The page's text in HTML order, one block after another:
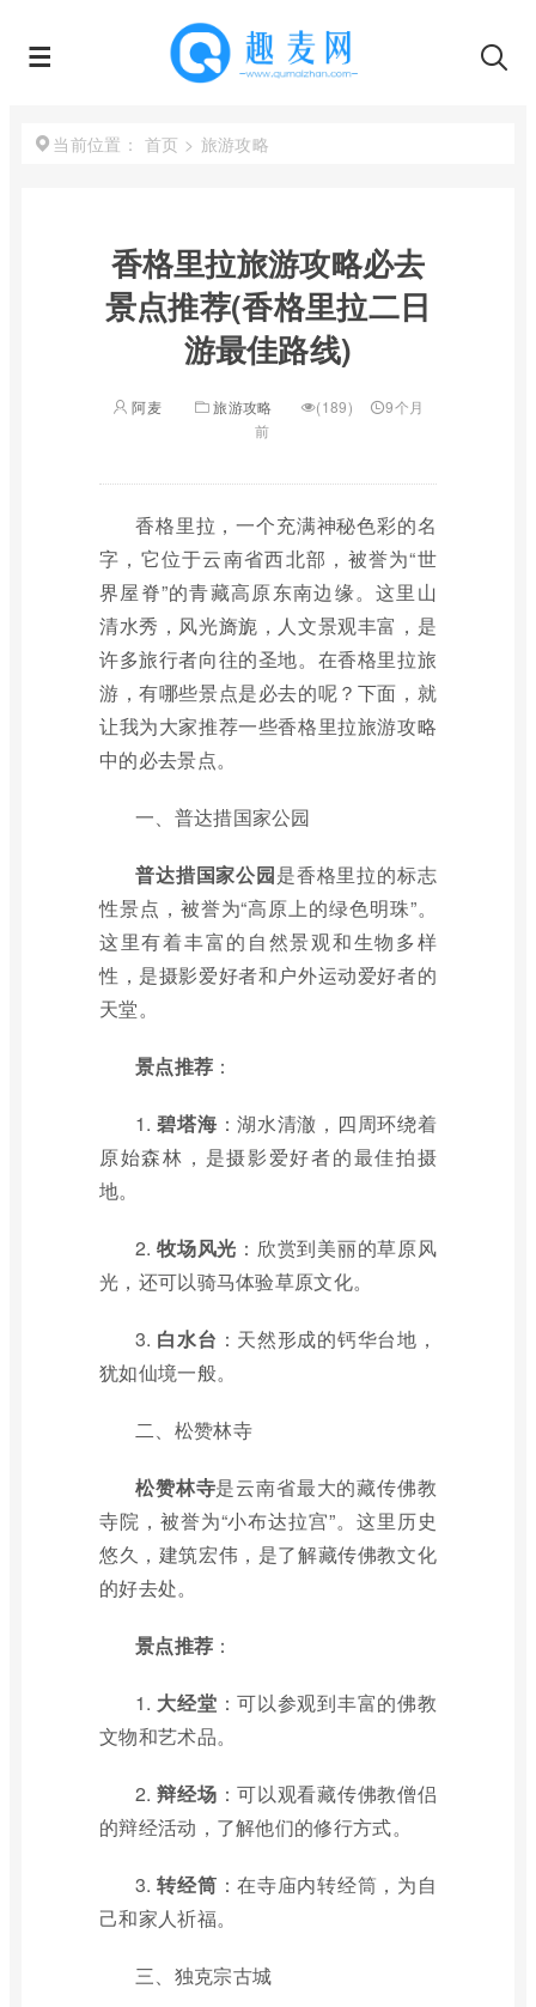
当前位置： 首页 > 旅游攻略
香格里拉旅游攻略必去
景点推荐(香格里拉二日
游最佳路线)
阿麦 旅游攻略 (189)
9个月
前
香格里拉，一个充满神秘色彩的名
字，它位于云南省西北部，被誉为“世
界屋脊”的青藏高原东南边缘。这里山
清水秀，风光旖旎，人文景观丰富，是
许多旅行者向往的圣地。在香格里拉旅
游，有哪些景点是必去的呢？下面，就
让我为大家推荐一些香格里拉旅游攻略
中的必去景点。
一、普达措国家公园
普达措国家公园是香格里拉的标志
性景点，被誉为“高原上的绿色明珠”。
这里有着丰富的自然景观和生物多样
性，是摄影爱好者和户外运动爱好者的
天堂。
景点推荐 ：
1.碧塔海 ：湖水清澈，四周环绕着
原始森林，是摄影爱好者的最佳拍摄
地。
2.牧场风光 ：欣赏到美丽的草原风
光，还可以骑马体验草原文化。
3. 白水台 ：天然形成的钙华台地，
犹如仙境一般。
二、松赞林寺
松赞林寺是云南省最大的藏传佛教
寺院，被誉为“小布达拉宫”。这里历史
悠久，建筑宏伟，是了解藏传佛教文化
的好去处。
景点推荐 ：
1. 大经堂 ：可以参观到丰富的佛教
文物和艺术品。
2.辩经场 ：可以观看藏传佛教僧侣
的辩经活动，了解他们的修行方式。
3.转经筒 ：在寺庙内转经筒，为自
己和家人祈福。
三、独克宗古城